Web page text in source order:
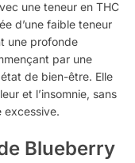
une teneur en THC
d’une faible teneur
une profonde
par une
de bien-être. Elle
et l’insomnie, sans
excessive.
Blueberry